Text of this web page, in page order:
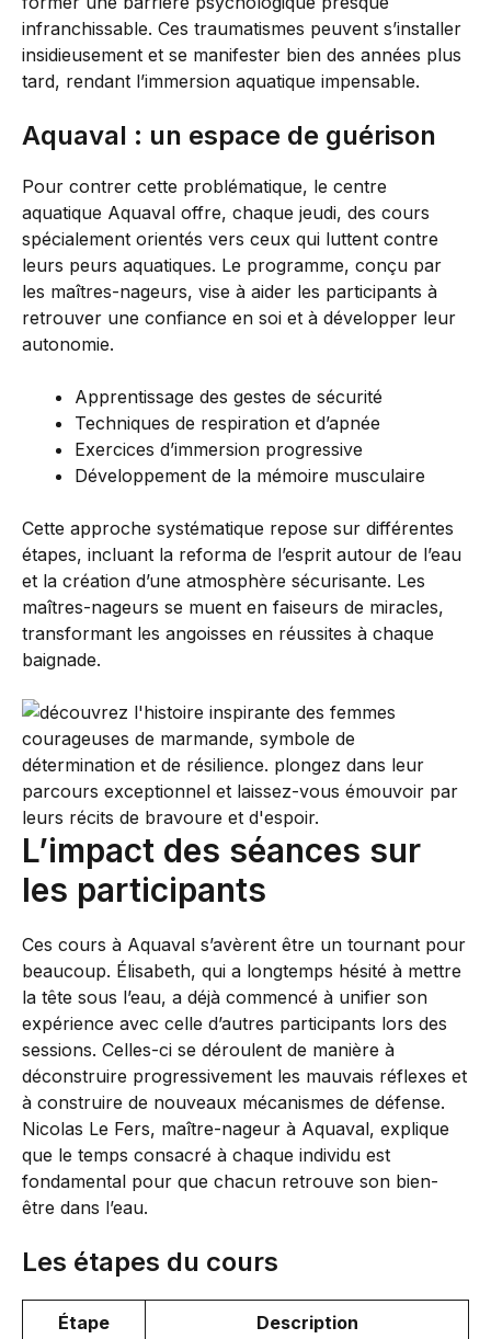
infranchissable. Ces traumatismes peuvent s’installer
insidieusement et se manifester bien des années plus
tard, rendant l’immersion aquatique impensable.
Aquaval : un espace de guérison
Pour contrer cette problématique, le centre
aquatique Aquaval offre, chaque jeudi, des cours
spécialement orientés vers ceux qui luttent contre
leurs peurs aquatiques. Le programme, conçu par
les maîtres-nageurs, vise à aider les participants à
retrouver une confiance en soi et à développer leur
autonomie.
Apprentissage des gestes de sécurité
Techniques de respiration et d’apnée
Exercices d’immersion progressive
Développement de la mémoire musculaire
Cette approche systématique repose sur différentes
étapes, incluant la reforma de l’esprit autour de l’eau
et la création d’une atmosphère sécurisante. Les
maîtres-nageurs se muent en faiseurs de miracles,
transformant les angoisses en réussites à chaque
baignade.
L’impact des séances sur
les participants
Ces cours à Aquaval s’avèrent être un tournant pour
beaucoup. Élisabeth, qui a longtemps hésité à mettre
la tête sous l’eau, a déjà commencé à unifier son
expérience avec celle d’autres participants lors des
sessions. Celles-ci se déroulent de manière à
déconstruire progressivement les mauvais réflexes et
à construire de nouveaux mécanismes de défense.
Nicolas Le Fers, maître-nageur à Aquaval, explique
que le temps consacré à chaque individu est
fondamental pour que chacun retrouve son bien-
être dans l’eau.
Les étapes du cours
Étape Description